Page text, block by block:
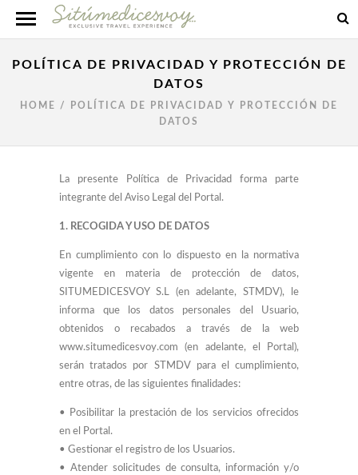
POLÍTICA DE PRIVACIDAD Y PROTECCIÓN DE
DATOS
HOME /
POLÍTICA DE PRIVACIDAD Y PROTECCIÓN DE
DATOS
La presente Política de Privacidad forma parte
integrante del Aviso Legal del Portal.
1. RECOGIDA Y USO DE DATOS
En cumplimiento con lo dispuesto en la normativa
vigente en materia de protección de datos,
SITUMEDICESVOY S.L (en adelante, STMDV), le
informa que los datos personales del Usuario,
obtenidos o recabados a través de la web
www.situmedicesvoy.com (en adelante, el Portal),
serán tratados por STMDV para el cumplimiento,
entre otras, de las siguientes finalidades:
• Posibilitar la prestación de los servicios ofrecidos
en el Portal.
• Gestionar el registro de los Usuarios.
• Atender solicitudes de consulta, información y/o